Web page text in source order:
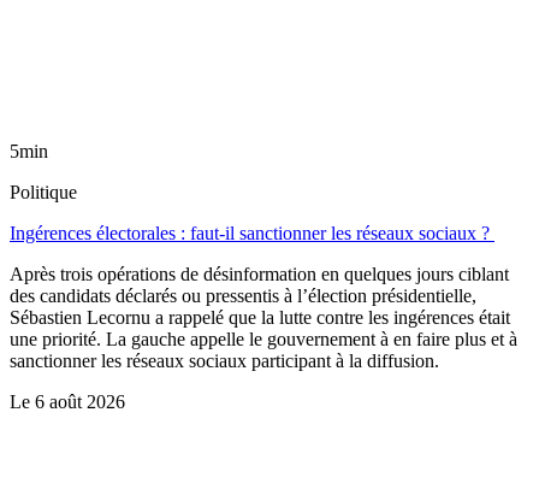
5min
Politique
Ingérences électorales : faut-il sanctionner les réseaux sociaux ?
Après trois opérations de désinformation en quelques jours ciblant
des candidats déclarés ou pressentis à l’élection présidentielle,
Sébastien Lecornu a rappelé que la lutte contre les ingérences était
une priorité. La gauche appelle le gouvernement à en faire plus et à
sanctionner les réseaux sociaux participant à la diffusion.
Le 6 août 2026